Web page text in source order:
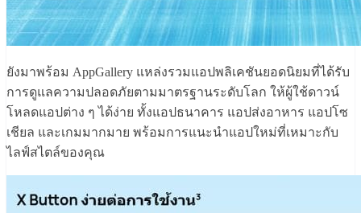
ยังมาพร้อม AppGallery แหล่งรวมแอปพลิเคชันยอดนิยมที่ได้รับ
การดูแลความปลอดภัยตามมาตรฐานระดับโลก ให้ผู้ใช้ดาวน์
โหลดแอปต่าง ๆ ได้ง่าย ทั้งแอปธนาคาร แอปส่งอาหาร แอปโซ
เชียล และเกมมากมาย พร้อมการแนะนำแอปใหม่ที่เหมาะกับ
ไลฟ์สไตล์ของคุณ